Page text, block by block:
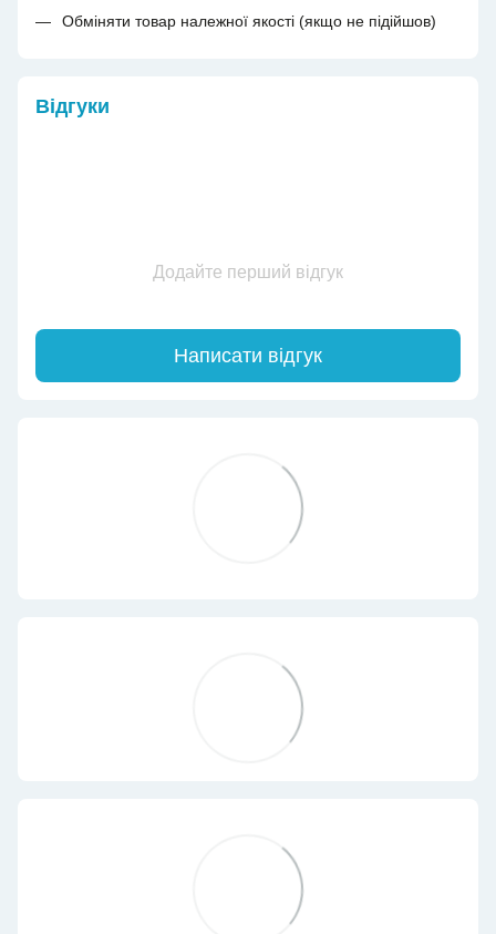
Обміняти товар належної якості (якщо не підійшов)
Відгуки
Додайте перший відгук
Написати відгук